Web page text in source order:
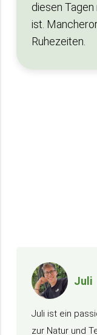
diesen
ist.
Ruhezeiten.
Juli
Juli ist ein
zur Natur und